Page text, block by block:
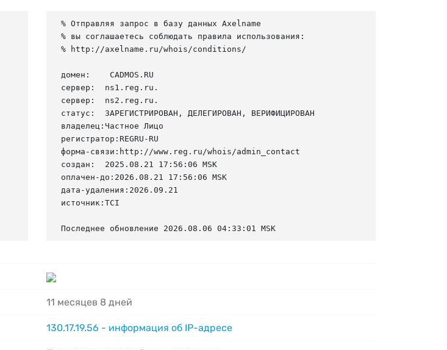
% Отправляя запрос в базу данных Axelname
% вы соглашаетесь соблюдать правила использования:
% http://axelname.ru/whois/conditions/
домен:    CADMOS.RU
сервер:  ns1.reg.ru.
сервер:  ns2.reg.ru.
статус:  ЗАРЕГИСТРИРОВАН, ДЕЛЕГИРОВАН, ВЕРИФИЦИРОВАН
владелец:Частное Лицо
регистратор:REGRU-RU
форма-связи:http://www.reg.ru/whois/admin_contact
создан:  2025.08.21 17:56:06 MSK
оплачен-до:2026.08.21 17:56:06 MSK
дата-удаления:2026.09.21
источник:TCI
Последнее обновление 2026.08.06 04:33:01 MSK
11 месяцев 8 дней
130.17.19.56 - информация об IP-адресе